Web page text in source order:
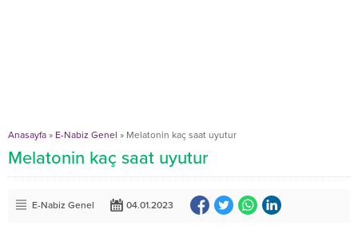
Anasayfa » E-Nabiz Genel » Melatonin kaç saat uyutur
Melatonin kaç saat uyutur
E-Nabiz Genel 04.01.2023